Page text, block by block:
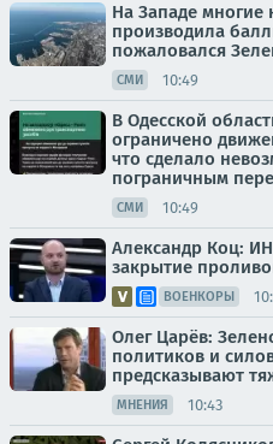
На Западе многие
производила
пожаловался
СМИ 10:49
В Одесской
ограничено
что сделало
пограничным
СМИ 10:49
Александр Коц:
закрытие
ВОЕНКОРЫ
Олег Царёв:
политиков и
предсказывают
МНЕНИЯ 10:43